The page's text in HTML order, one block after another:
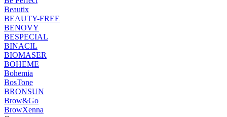
Beautix
BEAUTY-FREE
BENOVY
BESPECIAL
BINACIL
BIOMASER
BOHEME
Bohemia
BosTone
BRONSUN
Brow&Go
BrowXenna